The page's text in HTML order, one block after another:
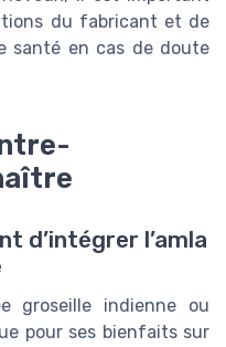
du fabricant et de
santé en cas de doute
d’intégrer l’amla
groseille indienne ou
pour ses bienfaits sur